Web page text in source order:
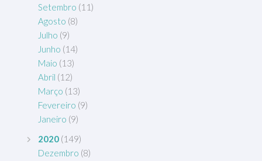
Setembro (11)
Agosto (8)
Julho (9)
Junho (14)
Maio (13)
Abril (12)
Março (13)
Fevereiro (9)
Janeiro (9)
2020 (149)
Dezembro (8)